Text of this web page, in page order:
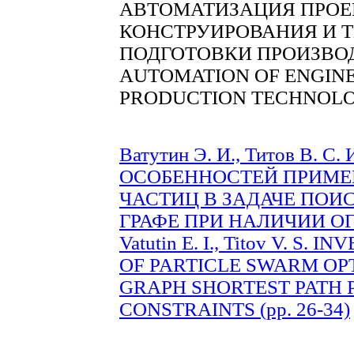
АВТОМАТИЗАЦИЯ
КОНСТРУИРОВАНИЯ И
ПОДГОТОВКИ
AUTOMATION OF
PRODUCTION
Ватутин Э. И., Титов В.
ОСОБЕННОСТЕЙ
ЧАСТИЦ В ЗАДАЧЕ
ГРАФЕ ПРИ НАЛИЧИИ
Vatutin E. I., Titov V. S.
OF PARTICLE SWARM
GRAPH SHORTEST
CONSTRAINTS (pp. 26-34)